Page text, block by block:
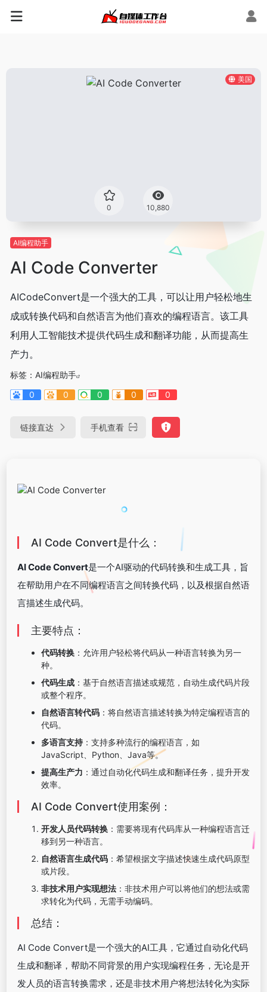
美国
0 10,880
AI编程助手
AI Code Converter
AICodeConvert是一个强大的工具，可以让用户轻松地生
成或转换代码和自然语言为他们喜欢的编程语言。该工具
利用人工智能技术提供代码生成和翻译功能，从而提高生
产力。
标签： AI编程助手
0
0 0 0 0
链接直达 手机查看
AI Code Convert是什么：
AI Code Convert是一个AI驱动的代码转换和生成工具，旨
在帮助用户在不同编程语言之间转换代码，以及根据自然语
言描述生成代码。
主要特点：
代码转换：允许用户轻松将代码从一种语言转换为另一
种。
代码生成：基于自然语言描述或规范，自动生成代码片段
或整个程序。
自然语言转代码：将自然语言描述转换为特定编程语言的
代码。
多语言支持：支持多种流行的编程语言，如
JavaScript、Python、Java等。
提高生产力 ：通过自动化代码生成和翻译任务，提升开发
效率。
AI Code Convert使用案例：
开发人员代码转换：需要将现有代码库从一种编程语言迁
移到另一种语言。
自然语言生成代码：希望根据文字描述快速生成代码原型
或片段。
非技术用户实现想法：非技术用户可以将他们的想法或需
求转化为代码，无需手动编码。
总结：
AI Code Convert是一个强大的AI工具，它通过自动化代码
生成和翻译，帮助不同背景的用户实现编程任务，无论是开
发人员的语言转换需求，还是非技术用户将想法转化为实际